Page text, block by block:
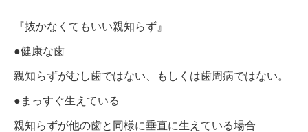
『抜かなくてもいい親知らず』
●健康な歯
親知らずがむし歯ではない、もしくは歯周病ではない。
●まっすぐ生えている
親知らずが他の歯と同様に垂直に生えている場合